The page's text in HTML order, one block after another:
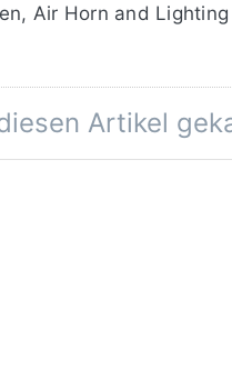
Air Horn and
Artikel